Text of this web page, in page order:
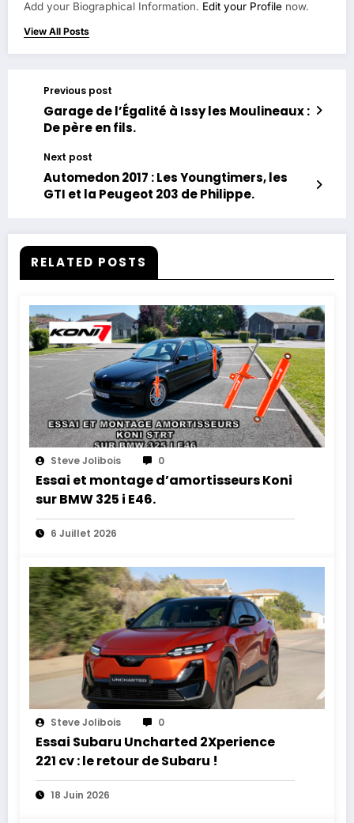
Add your Biographical Information. Edit your Profile now.
View All Posts
Previous post
Garage de l’Égalité à Issy les Moulineaux :
De père en fils.
Next post
Automedon 2017 : Les Youngtimers, les
GTI et la Peugeot 203 de Philippe.
RELATED POSTS
Steve Jolibois 0
Essai et montage d’amortisseurs Koni
sur BMW 325 i E46.
6 Juillet 2026
Steve Jolibois 0
Essai Subaru Uncharted 2Xperience
221 cv : le retour de Subaru !
18 Juin 2026